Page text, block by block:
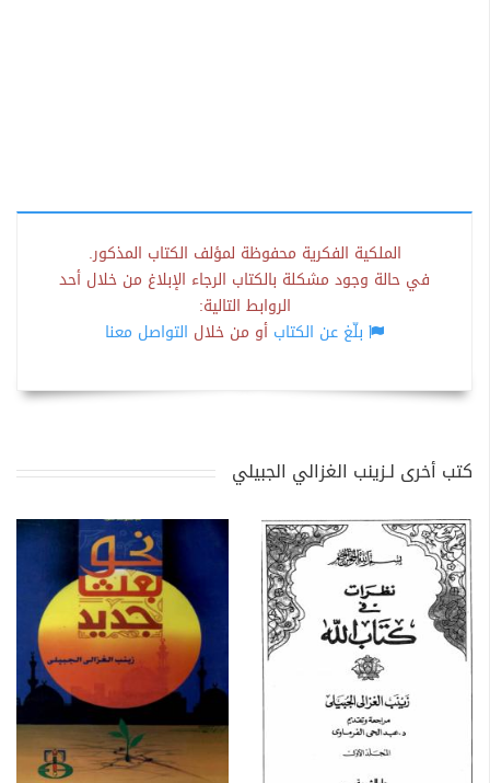
الملكية الفكرية محفوظة لمؤلف الكتاب المذكور.
في حالة وجود مشكلة بالكتاب الرجاء الإبلاغ من خلال أحد
الروابط التالية:
بلّغ عن الكتاب أو من خلال التواصل معنا
كتب أخرى لـزينب الغزالي الجبيلي